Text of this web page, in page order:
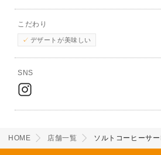
こだわり
デザートが美味しい
SNS
HOME 店舗一覧 ソルトコーヒーサー